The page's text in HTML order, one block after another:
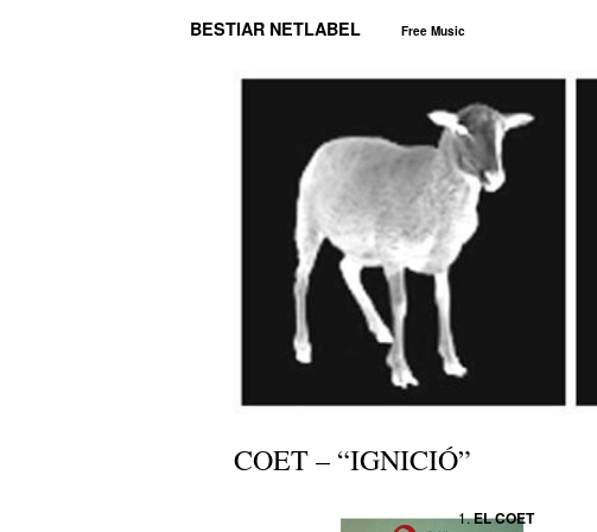
BESTIAR NETLABEL Free Music
COET – “IGNICIÓ”
EL COET